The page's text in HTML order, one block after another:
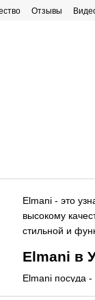
Отзывы
Elmani - это
высокому
стильной и
Elmani в
Elmani посуда -